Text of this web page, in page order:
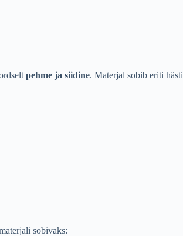
pehme ja siidine. Materjal sobib eriti hästi
sobivaks: